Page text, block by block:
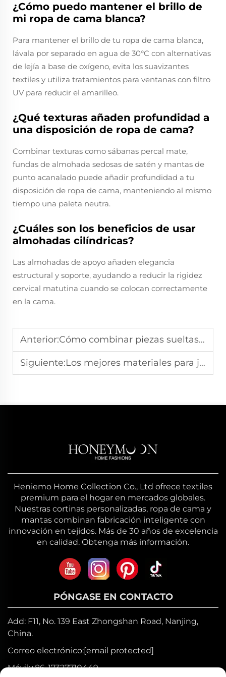
¿Cómo puedo mantener el brillo de
mi ropa de cama blanca?
Para mantener el brillo de tu ropa de cama blanca,
lávala por separado en agua de 30°C con alternativas
de lejía a base de oxígeno, evita los suavizantes
textiles y utiliza tratamientos para ventanas con filtro
UV para reducir el amarilleo.
¿Qué texturas añaden profundidad a
una disposición de ropa de cama?
Combinar texturas como sábanas percal mate,
fundas de almohada sedosas de satén y mantas de
punto acanalado puede añadir profundidad a tu
disposición de ropa de cama, manteniendo al mismo
tiempo una paleta neutra.
¿Cuáles son los beneficios de usar
almohadas cilíndricas?
Las almohadas de apoyo añaden elegancia
estructural y soporte, ayudando a reducir la rigidez
cervical matutina cuando se colocan correctamente
en la cama.
Anterior:Cómo combinar piezas sueltas de diferentes juegos de ropa de cama
Siguiente:Los mejores materiales para juegos de ropa de cama en climas húmedos
Heniemo Home Collection Co., Ltd ofrece textiles
premium para el hogar en mercados globales.
Nuestras cortinas personalizadas, ropa de cama y
mantas combinan fabricación inteligente con
innovación en tejidos. Más de 30 años de excelencia
en calidad. Obtenga más información.
PÓNGASE EN CONTACTO
Add: F11, No. 139 East Zhongshan Road, Nanjing,
China.
Correo electrónico:[email protected]
Móvil:+86-17327710449